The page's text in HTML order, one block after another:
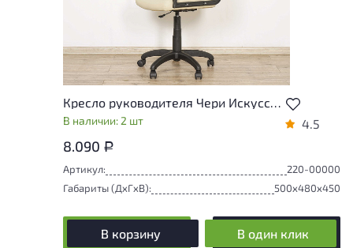
Кресло руководителя Чери Искусственная кожа Бежевый Россия
В наличии: 2 шт 4.5
8.090 Р
Артикул:
220-00000
Габариты (ДxГxВ):
500x480x450
В корзину В один клик